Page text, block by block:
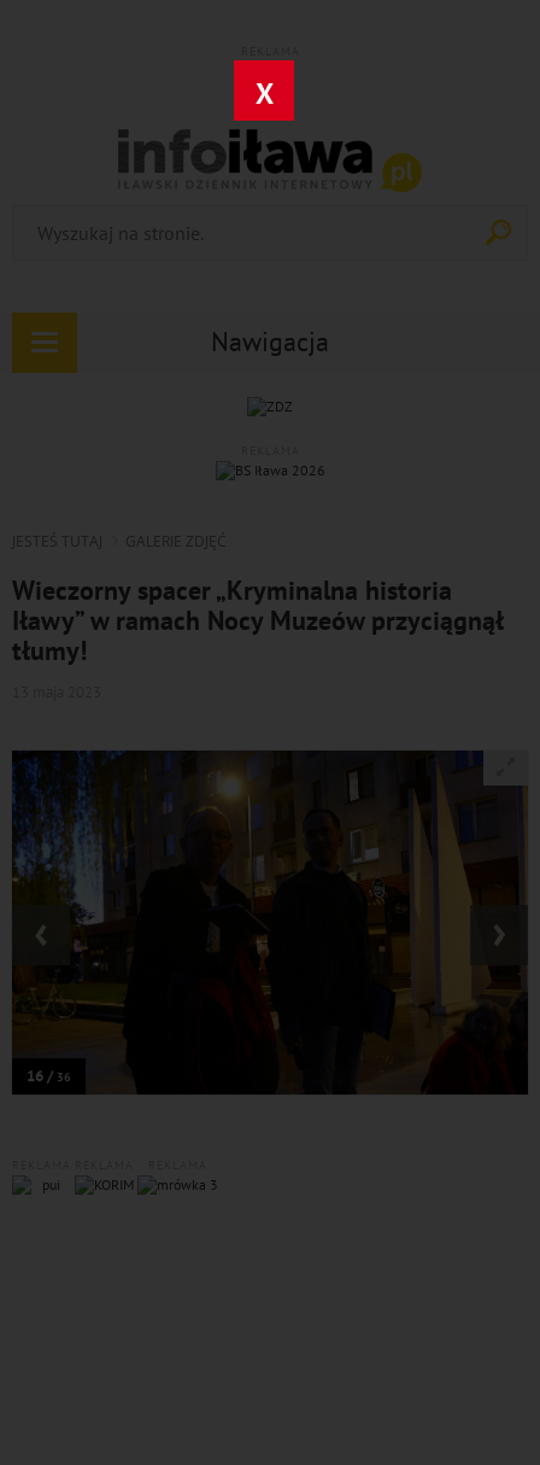
X
Nawigacja
Rozwiń
JESTEŚ TUTAJ GALERIE ZDJĘĆ
Wieczorny spacer „Kryminalna historia
Iławy” w ramach Nocy Muzeów przyciągnął
tłumy!
16 / 36
‹ ›